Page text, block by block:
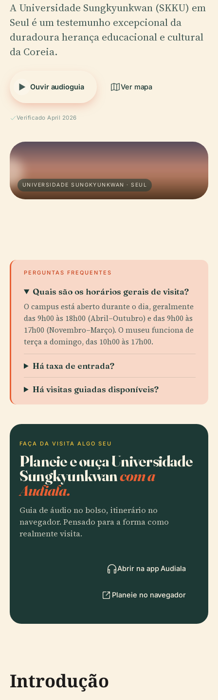
A Universidade Sungkyunkwan (SKKU) em
Seul é um testemunho excepcional da
duradoura herança educacional e cultural
da Coreia.
Ouvir audioguia Ver mapa
Verificado April 2026
UNIVERSIDADE SUNGKYUNKWAN · SEUL
PERGUNTAS FREQUENTES
Quais são os horários gerais de visita?
O campus está aberto durante o dia, geralmente
das 9h00 às 18h00 (Abril–Outubro) e das 9h00 às
17h00 (Novembro–Março). O museu funciona de
terça a domingo, das 10h00 às 17h00.
Há taxa de entrada?
Há visitas guiadas disponíveis?
FAÇA DA VISITA ALGO SEU
Planeie e ouça Universidade
Sungkyunkwancom a
Audiala.
Guia de áudio no bolso, itinerário no
navegador. Pensado para a forma como
realmente visita.
Abrir na app Audiala
Planeie no navegador
Introdução